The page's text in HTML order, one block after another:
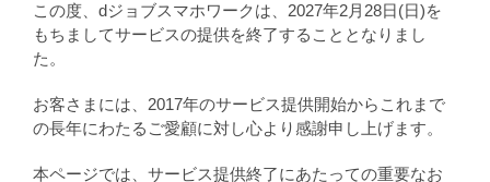
この度、dジョブスマホワークは、2027年2月28日(日)を
もちましてサービスの提供を終了することとなりまし
た。
お客さまには、2017年のサービス提供開始からこれまで
の長年にわたるご愛顧に対し心より感謝申し上げます。
本ページでは、サービス提供終了にあたっての重要なお